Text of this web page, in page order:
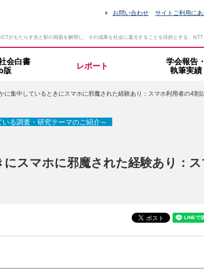
お問い合わせ サイトご利用に
がもたらす光と影の両面を解明し、その成果を社会に還元することを目的とする、NTT
所長挨拶
会白書
版
レポート
学会報告・
執筆実績
に集中しているときにスマホに邪魔された経験あり：スマホ利用者の4割
スマホに邪魔された経験あり：
る調査・研究テーマのご紹介～